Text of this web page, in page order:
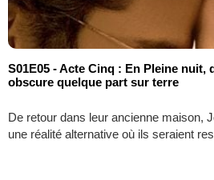
S01E05 - Acte Cinq : En Pleine nuit,
obscure quelque part sur terre
De retour dans leur ancienne maison,
une réalité alternative où ils seraient